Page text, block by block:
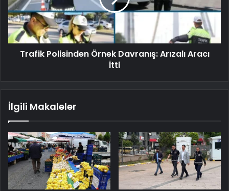
Trafik Polisinden Örnek Davranış: Arızalı Aracı
İtti
İlgili Makaleler